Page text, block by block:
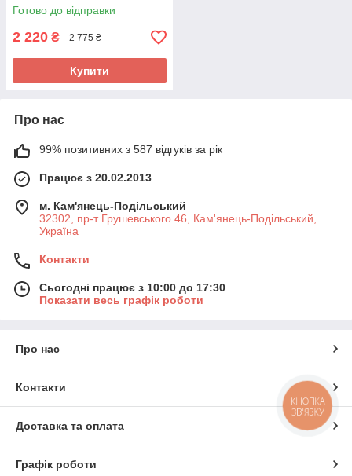
Готово до відправки
2 220 ₴ 2 775 ₴
Купити
Про нас
99% позитивних з 587 відгуків за рік
Працює з 20.02.2013
м. Кам'янець-Подільський
32302, пр-т Грушевського 46, Кам'янець-Подільський,
Україна
Контакти
Сьогодні працює з 10:00 до 17:30
Показати весь графік роботи
Про нас
Контакти
Доставка та оплата
Графік роботи
КНОПКА
ЗВ'ЯЗКУ